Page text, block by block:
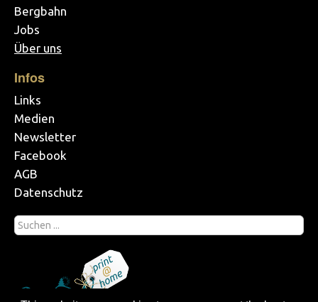
Bergbahn
Jobs
Über uns
Infos
Links
Medien
Newsletter
Facebook
AGB
Datenschutz